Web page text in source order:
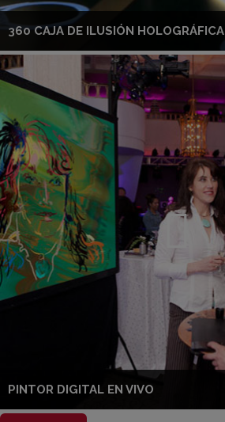
360 CAJA DE ILUSIÓN HOLOGRÁFICA
PINTOR DIGITAL EN VIVO